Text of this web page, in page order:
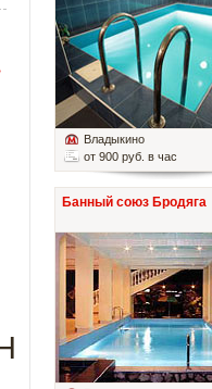
Владыкино
от 900 руб. в час
Банный союз Бродяга